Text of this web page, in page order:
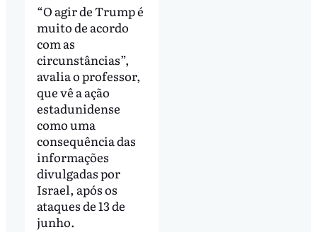
“O agir de Trump é
muito de acordo
com as
circunstâncias”,
avalia o professor,
que vê a ação
estadunidense
como uma
consequência das
informações
divulgadas por
Israel, após os
ataques de 13 de
junho.